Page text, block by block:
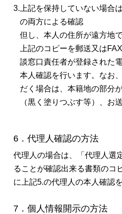
3. 上記を保持していない場合
の両方による確認
但し、本人の住所が遠方地
上記のコピーを郵送又は
談窓口責任者が登録された
本人確認を行います。なお
だく場合は、本籍地の部分
（黒く塗りつぶす等）、お
6．代理人確認の方法
代理人の場合は、「代理人選
ることが確認出来る書類のコ
に上記5.の代理人の本人確認
7．個人情報開示の方法